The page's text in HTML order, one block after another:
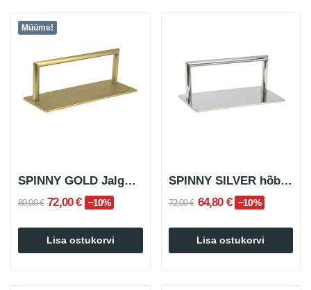
Müüme!
SPINNY GOLD Jalgpadi kuldne
80,00 € 72,00 € −10%
Lisa ostukorvi
SPINNY SILVER hõbedane jalatugi
72,00 € 64,80 € −10%
Lisa ostukorvi